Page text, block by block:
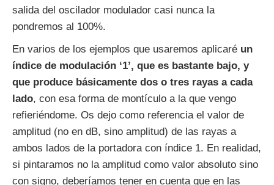
salida del oscilador modulador casi nunca la
pondremos al 100%.
En varios de los ejemplos que usaremos aplicaré un
índice de modulación ‘1’, que es bastante bajo, y
que produce básicamente dos o tres rayas a cada
lado, con esa forma de montículo a la que vengo
refieriéndome. Os dejo como referencia el valor de
amplitud (no en dB, sino amplitud) de las rayas a
ambos lados de la portadora con índice 1. En realidad,
si pintaramos no la amplitud como valor absoluto sino
con signo, deberíamos tener en cuenta que en las